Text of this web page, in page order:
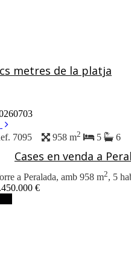
metres de la platja
7095 958 m2 5 6
Cases en venda a
a Peralada, amb 958 m2, 5
€